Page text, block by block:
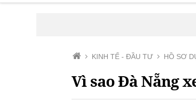
KINH TẾ - ĐẦU TƯ HỒ SƠ
Vì sao Đà Nẵng